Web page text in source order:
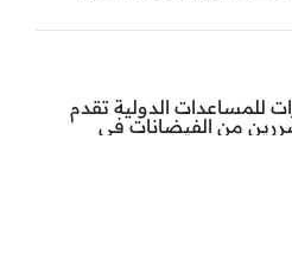
للمساعدات الدولية تقدم
من الفيضانات في